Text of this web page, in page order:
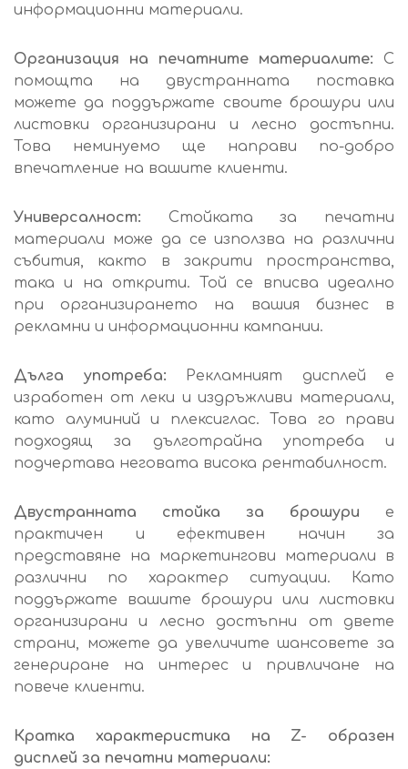
информационни материали.
Организация на печатните материалите: С
помощта на двустранната поставка
можете да поддържате своите брошури или
листовки организирани и лесно достъпни.
Това неминуемо ще направи по-добро
впечатление на вашите клиенти.
Универсалност: Стойката за печатни
материали може да се използва на различни
събития, както в закрити пространства,
така и на открити. Той се вписва идеално
при организирането на вашия бизнес в
рекламни и информационни кампании.
Дълга употреба:
Рекламният дисплей е
изработен от леки и издръжливи материали,
като алуминий и плексиглас. Това го прави
подходящ за дълготрайна употреба и
подчертава неговата висока рентабилност.
Двустранната стойка за брошури е
практичен и ефективен начин за
представяне на маркетингови материали в
различни по характер ситуации. Като
поддържате вашите брошури или листовки
организирани и лесно достъпни от двете
страни, можете да увеличите шансовете за
генериране на интерес и привличане на
повече клиенти.
Кратка характеристика на Z- образен
дисплей за печатни материали: